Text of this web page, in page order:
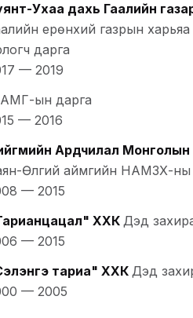
Ухаа дахь Гаалийн
ерөнхий газрын
дарга
— 2019
ын дарга
— 2016
Ардчилал
Өлгий аймгийн НАМЗХ-ны
— 2015
ХХК Дэд
— 2015
тариа" ХХКДэд
— 2005